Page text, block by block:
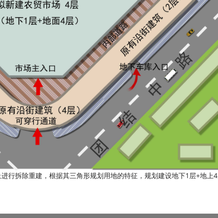
拆除重建，根据其三角形规划用地的特征，规划建设地下1层+地上